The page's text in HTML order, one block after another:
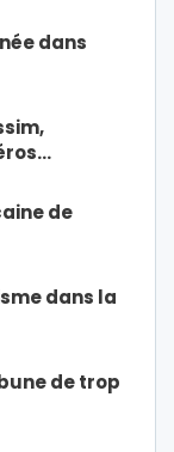
dans
de
dans la
de trop